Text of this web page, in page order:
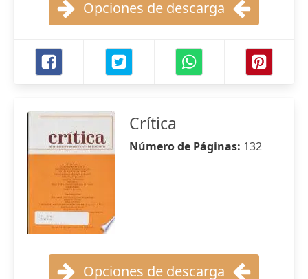
Opciones de descarga
Crítica
Número de Páginas: 132
Opciones de descarga